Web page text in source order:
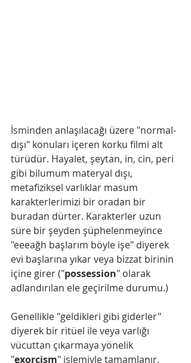
İsminden anlaşılacağı üzere "normal-
dışı" konuları içeren korku filmi alt
türüdür. Hayalet, şeytan, in, cin, peri
gibi bilumum materyal dışı,
metafiziksel varlıklar masum
karakterlerimizi bir oradan bir
buradan dürter. Karakterler uzun
süre bir şeyden şüphelenmeyince
"eeeağh başlarım böyle işe" diyerek
evi başlarına yıkar veya bizzat birinin
içine girer ("possession" olarak
adlandırılan ele geçirilme durumu.)
Genellikle "geldikleri gibi giderler"
diyerek bir ritüel ile veya varlığı
vücuttan çıkarmaya yönelik
"exorcism" işlemiyle tamamlanır.